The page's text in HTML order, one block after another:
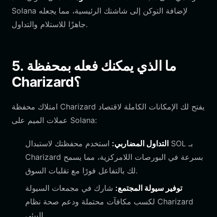
Solana لإضافة التوكن إلى شاشتك الرئيسية، مما يجعله
جاهزًا للاستلام والتداول.
5. ما الذي يمكنك فعله بمحفظة
Charizard؟
امتلاك محفظة Charizard يفتح لك الإمكانات الكاملة لاقتصاد
عملات الميم على Solana:
التداول المضاربي: استخدم محفظتك لاستبدال SOL بـ
Charizard بسرعة في البورصات اللامركزية، مما يسمح
لك بالتفاعل فورًا مع تقلبات السوق.
توفير سيولة المجتمع: شارك في مجمعات السيولة
لكسب مكافآت محتملة ودعم صحة نظام Charizard